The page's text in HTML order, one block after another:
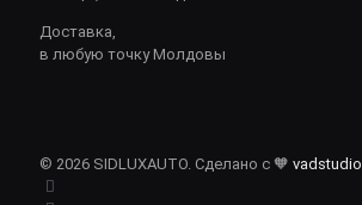
Доставка,
в любую точку Молдовы
© 2026 SIDLUXAUTO. Сделано с 🧡 vadstudio